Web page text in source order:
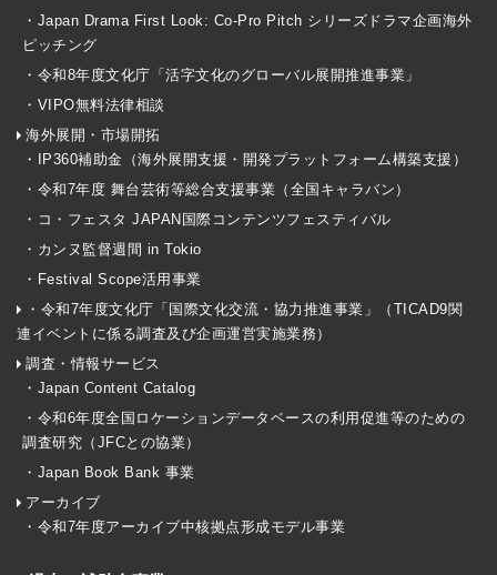
・Japan Drama First Look: Co-Pro Pitch シリーズドラマ企画海外
ピッチング
・令和8年度文化庁「活字文化のグローバル展開推進事業」
・VIPO無料法律相談
海外展開・市場開拓
・IP360補助金（海外展開支援・開発プラットフォーム構築支援）
・令和7年度 舞台芸術等総合支援事業（全国キャラバン）
・コ・フェスタ JAPAN国際コンテンツフェスティバル
・カンヌ監督週間 in Tokio
・Festival Scope活用事業
・令和7年度文化庁「国際文化交流・協力推進事業」（TICAD9関
連イベントに係る調査及び企画運営実施業務）
調査・情報サービス
・Japan Content Catalog
・令和6年度全国ロケーションデータベースの利用促進等のための
調査研究（JFCとの協業）
・Japan Book Bank 事業
アーカイブ
・令和7年度アーカイブ中核拠点形成モデル事業